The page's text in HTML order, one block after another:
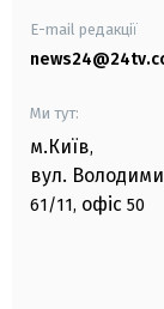
E-mail редакції
Ми тут:
м.Київ,
вул.
61/11, офіс 50